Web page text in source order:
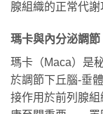
腺組織的正常代謝
瑪卡與內分泌調節
瑪卡（Maca）是
於調節下丘腦-垂
接作用於前列腺